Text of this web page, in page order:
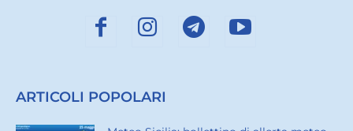
ARTICOLI POPOLARI